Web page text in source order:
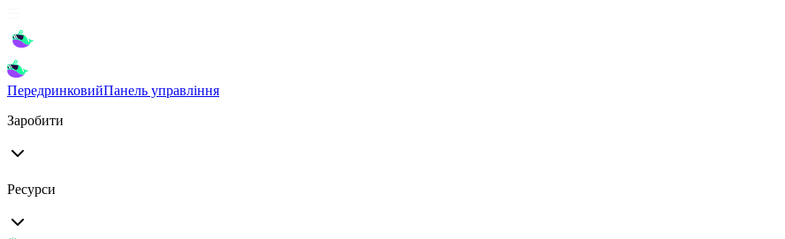
ПередринковийПанель управління
Заробити
Ресурси